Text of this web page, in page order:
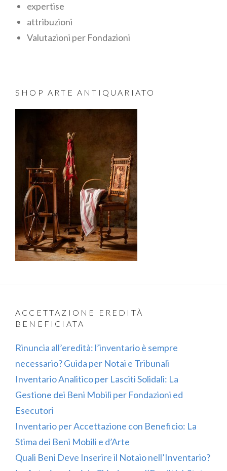
expertise
attribuzioni
Valutazioni per Fondazioni
SHOP ARTE ANTIQUARIATO
ACCETTAZIONE EREDITÀ
BENEFICIATA
Rinuncia all’eredità: l’inventario è sempre
necessario? Guida per Notai e Tribunali
Inventario Analitico per Lasciti Solidali: La
Gestione dei Beni Mobili per Fondazioni ed
Esecutori
Inventario per Accettazione con Beneficio: La
Stima dei Beni Mobili e d’Arte
Quali Beni Deve Inserire il Notaio nell’Inventario?